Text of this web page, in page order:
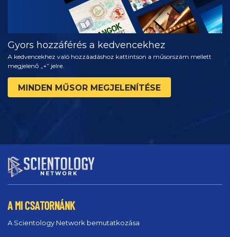
Gyors hozzáférés a kedvencekhez
A kedvencekhez való hozzáadáshoz kattintson a műsorszám mellett
megjelenő „+” jelre.
MINDEN MŰSOR MEGJELENÍTÉSE
A MI CSATORNÁNK
A Scientology Network bemutatkozása